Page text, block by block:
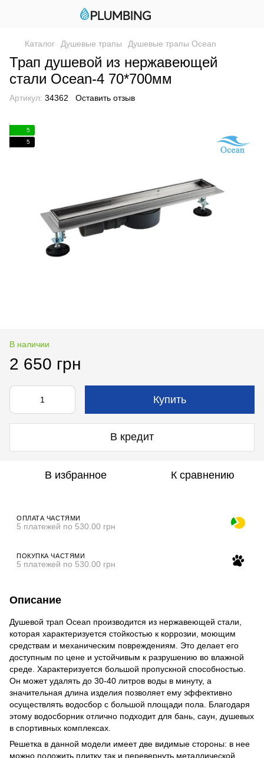
Каталог Душевые трапы Душевые трапы Ocean
Трап душевой из нержавеющей
стали Ocean-4 70*700мм
Артикул: 34362 Оставить отзыв
5
5
В наличии
2 650 грн
Купить
В кредит
В избранное К сравнению
ОПЛАТА ЧАСТЯМИ
5 платежей по 530.00 грн
ПОКУПКА ЧАСТЯМИ
5 платежей по 530.00 грн
Описание
Душевой трап Ocean производится из нержавеющей стали,
которая характеризуется стойкостью к коррозии, моющим
средствам и механическим повреждениям. Это делает его
доступным по цене и устойчивым к разрушению во влажной
среде. Характеризуется большой пропускной способностью.
Он может удалять до 30-40 литров воды в минуту, а
значительная длина изделия позволяет ему эффективно
осуществлять водосбор с большой площади пола. Благодаря
этому водосборник отлично подходит для бань, саун, душевых
в спортивных комплексах.
Решетка в данной модели имеет две видимые стороны: в нее
можно положить плитку так и перевернуть металлической